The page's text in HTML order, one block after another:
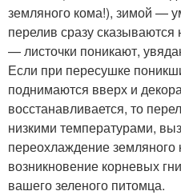
земляного кома!), зимой —
перелив сразу
— листочки поникают,
Если при пересушке
поднимаются вверх и
восстанавливается, то
низкими температурами,
переохлаждение
возникновение корневых
вашего зеленого питомца.